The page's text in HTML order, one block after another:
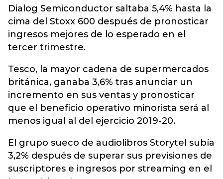
Dialog Semiconductor saltaba 5,4% hasta la
cima del Stoxx 600 después de pronosticar
ingresos mejores de lo esperado en el
tercer trimestre.
Tesco, la mayor cadena de supermercados
británica, ganaba 3,6% tras anunciar un
incremento en sus ventas y pronosticar
que el beneficio operativo minorista será al
menos igual al del ejercicio 2019-20.
El grupo sueco de audiolibros Storytel subía
3,2% después de superar sus previsiones de
suscriptores e ingresos por streaming en el